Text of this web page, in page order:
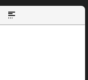
цитаты
Вставка спойлера